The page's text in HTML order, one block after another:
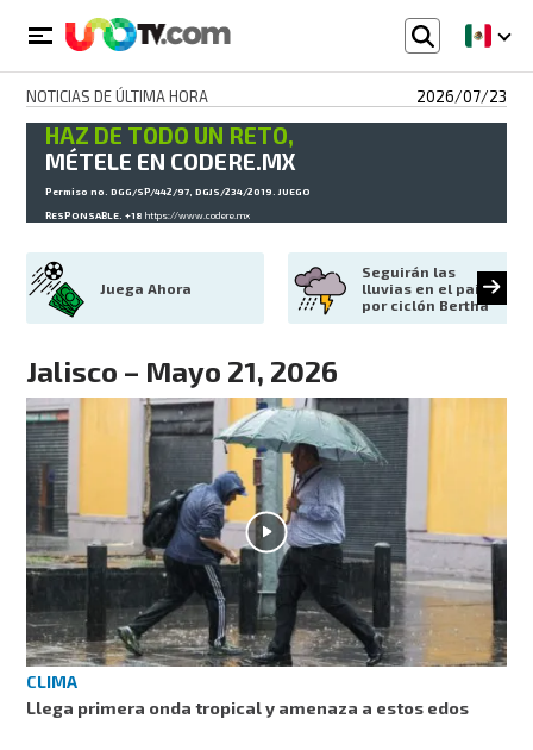
NOTICIAS DE ÚLTIMA HORA 2026/07/23
HAZ DE TODO UN RETO,
MÉTELE EN CODERE.MX
Permiso no. DGG/SP/442/97, DGJS/234/2019. JUEGO
RESPONSABLE. +18https://www.codere.mx
Juega Ahora
Seguirán las
lluvias en el país
por ciclón Bertha
Jalisco – Mayo 21, 2026
CLIMA
Llega primera onda tropical y amenaza a estos edos